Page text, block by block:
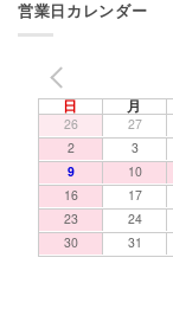
営業日カレンダー
日 月
26 27
2
3
9
10
16
17
23
24
30
31